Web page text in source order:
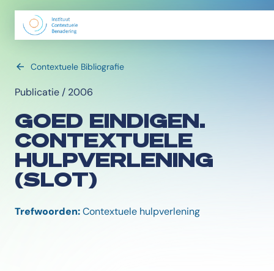
Contextuele Bibliografie
Publicatie / 2006
GOED EINDIGEN.
CONTEXTUELE
HULPVERLENING
(SLOT)
Trefwoorden:Contextuele hulpverlening